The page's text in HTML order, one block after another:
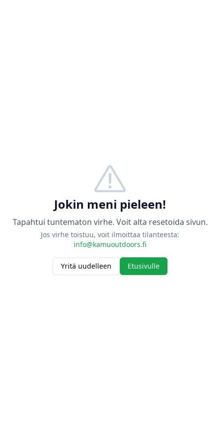
Jokin meni pieleen!
Tapahtui tuntematon virhe. Voit alta resetoida sivun.
Jos virhe toistuu, voit ilmoittaa tilanteesta:
info@kamuoutdoors.fi
Yritä uudelleen Etusivulle